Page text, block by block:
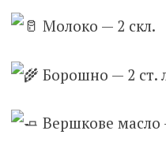
Молоко — 2 скл.
Борошно — 2 ст.
Вершкове масло